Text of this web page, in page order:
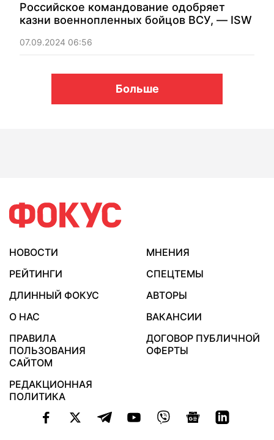
Российское командование одобряет
казни военнопленных бойцов ВСУ, — ISW
07.09.2024 06:56
Больше
НОВОСТИ
МНЕНИЯ
РЕЙТИНГИ
СПЕЦТЕМЫ
ДЛИННЫЙ ФОКУС
АВТОРЫ
О НАС
ВАКАНСИИ
ПРАВИЛА
ПОЛЬЗОВАНИЯ
САЙТОМ
ДОГОВОР ПУБЛИЧНОЙ
ОФЕРТЫ
РЕДАКЦИОННАЯ
ПОЛИТИКА